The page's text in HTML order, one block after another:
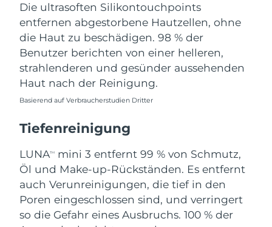
Die ultrasoften Silikontouchpoints
entfernen abgestorbene Hautzellen, ohne
die Haut zu beschädigen. 98 % der
Benutzer berichten von einer helleren,
strahlenderen und gesünder aussehenden
Haut nach der Reinigung.
Basierend auf Verbraucherstudien Dritter
Tiefenreinigung
LUNATM
mini 3 entfernt 99 % von Schmutz,
Öl und Make-up-Rückständen. Es entfernt
auch Verunreinigungen, die tief in den
Poren eingeschlossen sind, und verringert
so die Gefahr eines Ausbruchs. 100 % der
Philippinen Erwartete Lieferung8/12/26
Polen Erwartete Lieferung
Portugal
Puerto Rico Erwartete Lieferung
Katar
Réunion Erwartete Lieferung 8/14/26
Rumänien Erwartete Lieferung
Russland Erwartete Lieferung8/17/26